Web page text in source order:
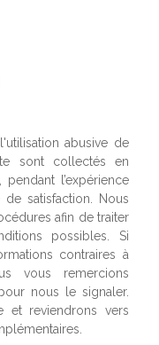
abusive de
sont collectés en
l’expérience
de satisfaction. Nous
afin de traiter
possibles. Si
contraires à
vous remercions
nous le signaler.
et reviendrons vers